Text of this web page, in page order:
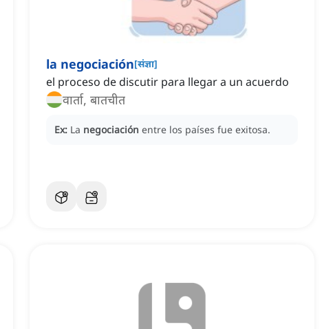
la negociación[संज्ञा]
el proceso de discutir para llegar a un acuerdo
वार्ता, बातचीत
Ex: La negociación entre los países fue exitosa.